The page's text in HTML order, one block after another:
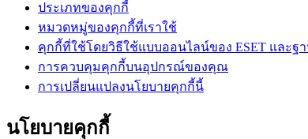
ประเภทของคุกกี้
หมวดหมู่ของคุกกี้ที่เราใช้
คุกกี้ที่ใช้โดยวิธีใช้แบบออนไลน์ของ ESET และฐ
การควบคุมคุกกี้บนอุปกรณ์ของคุณ
การเปลี่ยนแปลงนโยบายคุกกี้นี้
นโยบายคุกกี้